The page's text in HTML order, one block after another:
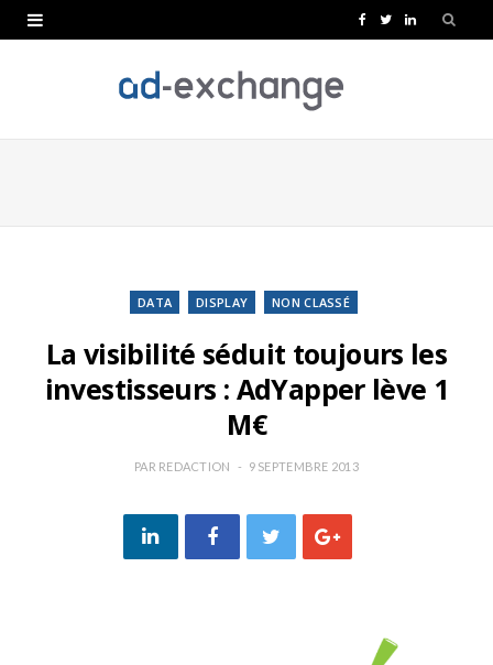
e
T
t
L
k
DATA DISPLAY NON CLASSÉ
La visibilité séduit toujours les
investisseurs : AdYapper lève 1
M€
PAR REDACTION 9 SEPTEMBRE 2013